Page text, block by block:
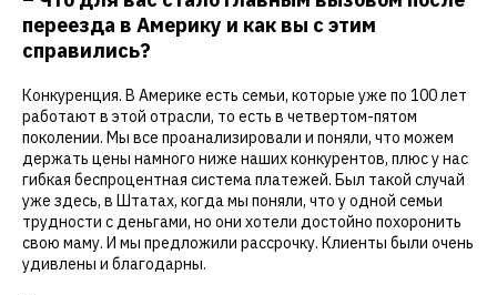
переезда в Америку и как вы с этим
справились?
Конкуренция. В Америке есть семьи, которые уже по 100 лет
работают в этой отрасли, то есть в четвертом-пятом
поколении. Мы все проанализировали и поняли, что можем
держать цены намного ниже наших конкурентов, плюс у нас
гибкая беспроцентная система платежей. Был такой случай
уже здесь, в Штатах, когда мы поняли, что у одной семьи
трудности с деньгами, но они хотели достойно похоронить
свою маму. И мы предложили рассрочку. Клиенты были очень
удивлены и благодарны.